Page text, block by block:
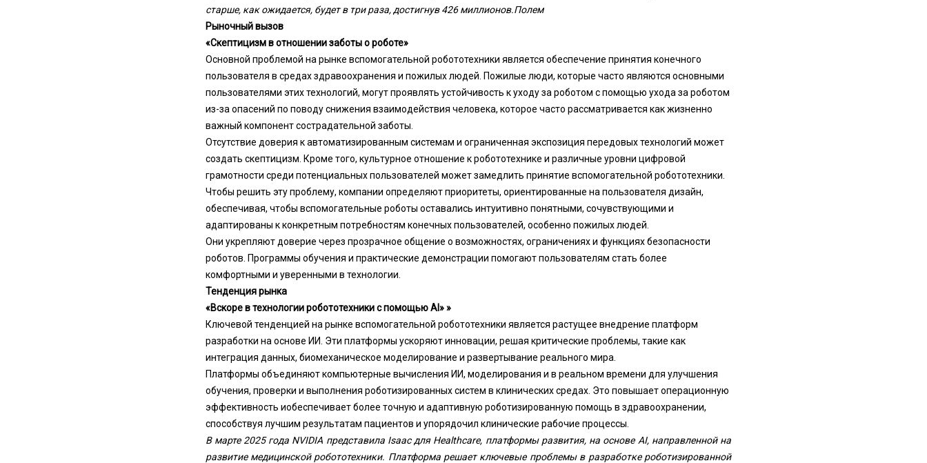
старше, как ожидается, будет в три раза, достигнув 426 миллионов.Полем
Рыночный вызов
«Скептицизм в отношении заботы о роботе»
Основной проблемой на рынке вспомогательной робототехники является обеспечение принятия конечного
пользователя в средах здравоохранения и пожилых людей. Пожилые люди, которые часто являются основными
пользователями этих технологий, могут проявлять устойчивость к уходу за роботом с помощью ухода за роботом
из-за опасений по поводу снижения взаимодействия человека, которое часто рассматривается как жизненно
важный компонент сострадательной заботы.
Отсутствие доверия к автоматизированным системам и ограниченная экспозиция передовых технологий может
создать скептицизм. Кроме того, культурное отношение к робототехнике и различные уровни цифровой
грамотности среди потенциальных пользователей может замедлить принятие вспомогательной робототехники.
Чтобы решить эту проблему, компании определяют приоритеты, ориентированные на пользователя дизайн,
обеспечивая, чтобы вспомогательные роботы оставались интуитивно понятными, сочувствующими и
адаптированы к конкретным потребностям конечных пользователей, особенно пожилых людей.
Они укрепляют доверие через прозрачное общение о возможностях, ограничениях и функциях безопасности
роботов. Программы обучения и практические демонстрации помогают пользователям стать более
комфортными и уверенными в технологии.
Тенденция рынка
«Вскоре в технологии робототехники с помощью AI» »
Ключевой тенденцией на рынке вспомогательной робототехники является растущее внедрение платформ
разработки на основе ИИ. Эти платформы ускоряют инновации, решая критические проблемы, такие как
интеграция данных, биомеханическое моделирование и развертывание реального мира.
Платформы объединяют компьютерные вычисления ИИ, моделирования и в реальном времени для улучшения
обучения, проверки и выполнения роботизированных систем в клинических средах. Это повышает операционную
эффективность иобеспечивает более точную и адаптивную роботизированную помощь в здравоохранении,
способствуя лучшим результатам пациентов и упорядочил клинические рабочие процессы.
В марте 2025 года NVIDIA представила Isaac для Healthcare, платформы развития, на основе AI, направленной на
развитие медицинской робототехники. Платформа решает ключевые проблемы в разработке роботизированной